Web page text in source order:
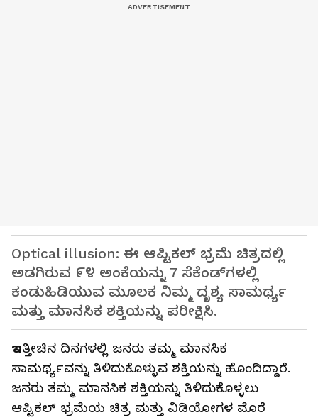
Optical illusion: ಈ ಆಪ್ಟಿಕಲ್ ಭ್ರಮೆ ಚಿತ್ರದಲ್ಲಿ
ಅಡಗಿರುವ ೯೪ ಅಂಕೆಯನ್ನು 7 ಸೆಕೆಂಡ್‌ಗಳಲ್ಲಿ
ಕಂಡುಹಿಡಿಯುವ ಮೂಲಕ ನಿಮ್ಮ ದೃಶ್ಯ ಸಾಮರ್ಥ್ಯ
ಮತ್ತು ಮಾನಸಿಕ ಶಕ್ತಿಯನ್ನು ಪರೀಕ್ಷಿಸಿ.
ಇತ್ತೀಚಿನ ದಿನಗಳಲ್ಲಿ ಜನರು ತಮ್ಮ ಮಾನಸಿಕ
ಸಾಮರ್ಥ್ಯವನ್ನು ತಿಳಿದುಕೊಳ್ಳುವ ಶಕ್ತಿಯನ್ನು ಹೊಂದಿದ್ದಾರೆ.
ಜನರು ತಮ್ಮ ಮಾನಸಿಕ ಶಕ್ತಿಯನ್ನು ತಿಳಿದುಕೊಳ್ಳಲು
ಆಪ್ಟಿಕಲ್ ಭ್ರಮೆಯ ಚಿತ್ರ ಮತ್ತು ವಿಡಿಯೋಗಳ ಮೊರೆ